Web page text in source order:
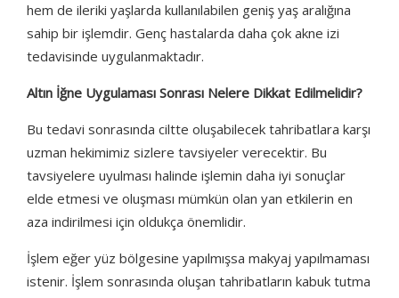
hem de ileriki yaşlarda kullanılabilen geniş yaş aralığına
sahip bir işlemdir. Genç hastalarda daha çok akne izi
tedavisinde uygulanmaktadır.
Altın İğne Uygulaması Sonrası Nelere Dikkat Edilmelidir?
Bu tedavi sonrasında ciltte oluşabilecek tahribatlara karşı
uzman hekimimiz sizlere tavsiyeler verecektir. Bu
tavsiyelere uyulması halinde işlemin daha iyi sonuçlar
elde etmesi ve oluşması mümkün olan yan etkilerin en
aza indirilmesi için oldukça önemlidir.
İşlem eğer yüz bölgesine yapılmışsa makyaj yapılmaması
istenir. İşlem sonrasında oluşan tahribatların kabuk tutma